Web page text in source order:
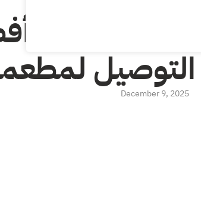
دليلك
التوصيل
December 9, 2025